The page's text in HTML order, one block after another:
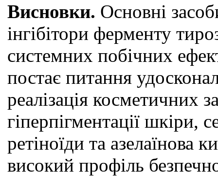
Висновки. Основні
інгібітори ферменту
системних побічних
постає питання
реалізація косметичних
гіперпігментації шкіри,
ретіноїди та азелаїнова
високий профіль